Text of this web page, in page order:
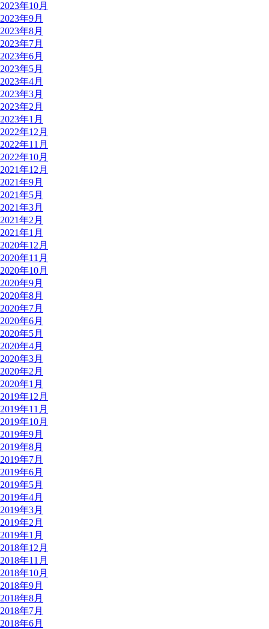
2023年10月
2023年9月
2023年8月
2023年7月
2023年6月
2023年5月
2023年4月
2023年3月
2023年2月
2023年1月
2022年12月
2022年11月
2022年10月
2021年12月
2021年9月
2021年5月
2021年3月
2021年2月
2021年1月
2020年12月
2020年11月
2020年10月
2020年9月
2020年8月
2020年7月
2020年6月
2020年5月
2020年4月
2020年3月
2020年2月
2020年1月
2019年12月
2019年11月
2019年10月
2019年9月
2019年8月
2019年7月
2019年6月
2019年5月
2019年4月
2019年3月
2019年2月
2019年1月
2018年12月
2018年11月
2018年10月
2018年9月
2018年8月
2018年7月
2018年6月